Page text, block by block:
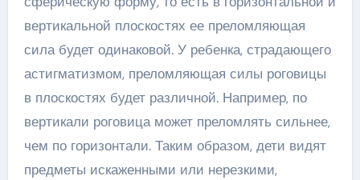
вертикальной плоскостях ее преломляющая
сила будет одинаковой. У ребенка, страдающего
астигматизмом, преломляющая силы роговицы
в плоскостях будет различной. Например, по
вертикали роговица может преломлять сильнее,
чем по горизонтали. Таким образом, дети видят
предметы искаженными или нерезкими,